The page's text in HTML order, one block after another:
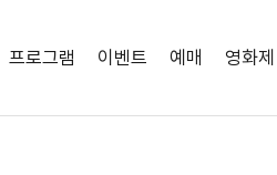
프로그램 이벤트 예매 영화